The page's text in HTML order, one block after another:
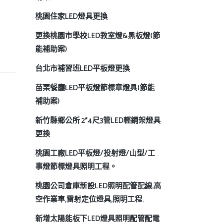
桃園住家LED燈具更換
更換桃園市學校LED教室燈&黑板燈(節
能補助案)
台北市補習班LED平板燈更換
苗栗餐廳LED平板燈節標章燈具(節能
補助案)
新竹縣鄉公所 2*4尺3管LED輕鋼架燈具
更換
桃園工廠LED平板燈/投射燈/山型/工
事燈節標燈具照明工程。
桃園公司倉庫新設LED照明配管配線,高
空作業車,雷射定位燈具,照明工程.
新增太陽能板下LED燈具照明配管配電